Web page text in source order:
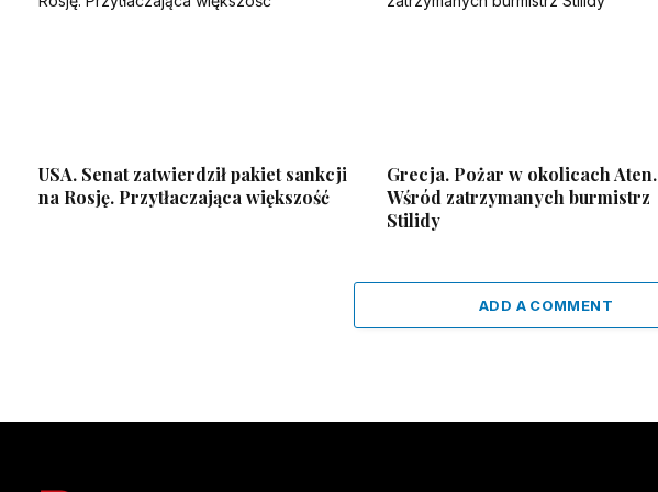
USA. Senat zatwierdził pakiet sankcji
na Rosję. Przytłaczająca większość
Grecja. Pożar w okolicach Aten.
Wśród zatrzymanych burmistrz
Stilidy
ADD A COMMENT